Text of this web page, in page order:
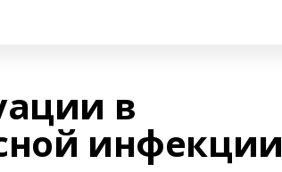
в
инфекции